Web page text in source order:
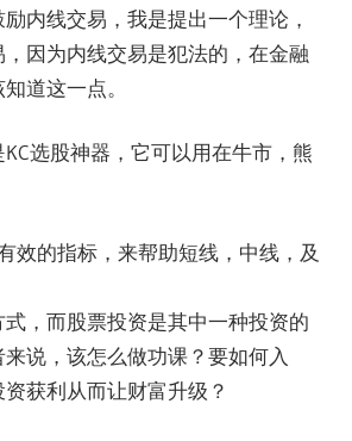
内线交易，我是提出一个理论，
因为内线交易是犯法的，在金融
道这一点。
选股神器，它可以用在牛市，熊
效的指标，来帮助短线，中线，及
，而股票投资是其中一种投资的
说，该怎么做功课？要如何入
获利从而让财富升级？